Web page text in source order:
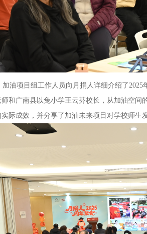
油项目组工作人员向月捐人详细介绍了
和广南县以兔小学王云芬校长，从加油空
际成效，并分享了加油未来项目对学校师生